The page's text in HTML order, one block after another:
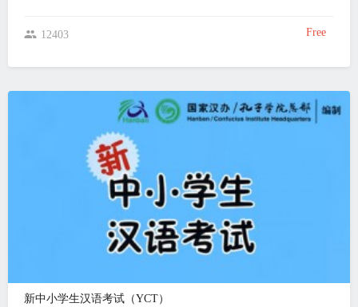
12403 Free
新中小学生汉语考试（YCT）